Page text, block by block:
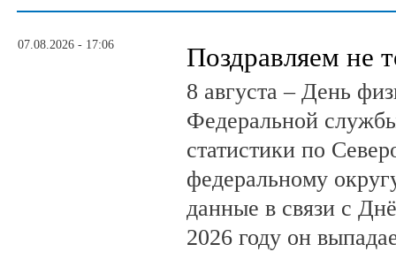
07.08.2026 - 17:06 Поздравляем не
8 августа – День
Федеральной
статистики по
федеральному
данные в связи с
2026 году он